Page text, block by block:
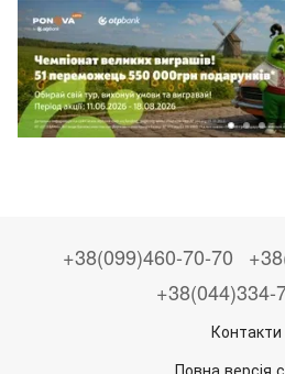
+38(099)460-70-70
+38(044)334-
Контакти
Повна версія